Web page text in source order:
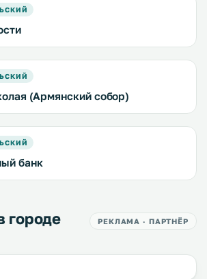
(Армянский собор)
банк
городе
РЕКЛАМА · ПАРТНЁР